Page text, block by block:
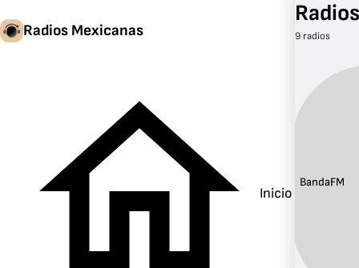
Radios Mexicanas
Inicio
9 radios
Banda:FM